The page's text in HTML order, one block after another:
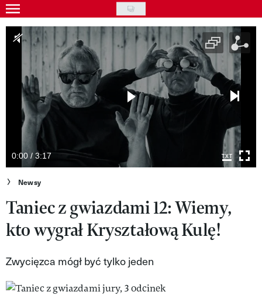
Skip
to
main
Gwiazdy
Moda
Uroda
Styl życia
Kultura
Wideo
Nasze akcje
VIVA!ART
0:00 / 3:17
Newsy
Taniec z gwiazdami 12: Wiemy,
kto wygrał Kryształową Kulę!
Zwycięzca mógł być tylko jeden